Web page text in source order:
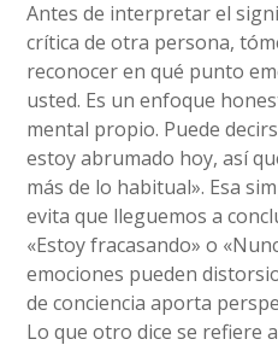
Antes de interpretar el
crítica de otra persona,
reconocer en qué punto
usted. Es un enfoque
mental propio. Puede
estoy abrumado hoy, así
más de lo habitual». Esa
evita que lleguemos a
«Estoy fracasando» o
emociones pueden
de conciencia aporta
Lo que otro dice se refiere